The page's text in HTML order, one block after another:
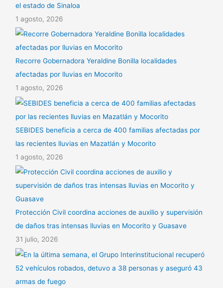
el estado de Sinaloa
1 agosto, 2026
Recorre Gobernadora Yeraldine Bonilla localidades
afectadas por lluvias en Mocorito
1 agosto, 2026
SEBIDES beneficia a cerca de 400 familias afectadas por
las recientes lluvias en Mazatlán y Mocorito
1 agosto, 2026
Protección Civil coordina acciones de auxilio y supervisión
de daños tras intensas lluvias en Mocorito y Guasave
31 julio, 2026